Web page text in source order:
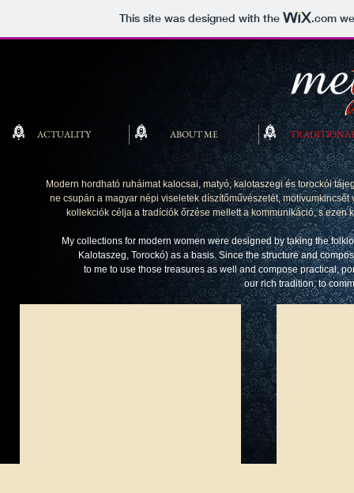
This site was designed with the .com
ACTUALITY ABOUT ME
Modern hordható ruháimat kalocsai, matyó, kalotaszegi és torockói
ne csupán a magyar népi viseletek díszítőművészetét,
kollekciók célja a tradíciók őrzése mellett a kommunikáció, s
My collections for modern women were designed by taking the
Kalotaszeg, Torockó) as a basis. Since the structure and
to me to use those treasures as well and compose practical,
our rich tradition, to